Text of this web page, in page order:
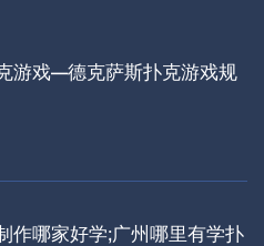
游戏—德克萨斯扑克游戏规
作哪家好学;广州哪里有学扑